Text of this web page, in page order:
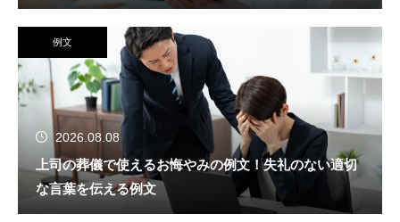
例文
2026.08.08
上司の葬儀で使えるお悔やみの例文！失礼のない適切
な言葉を伝える例文